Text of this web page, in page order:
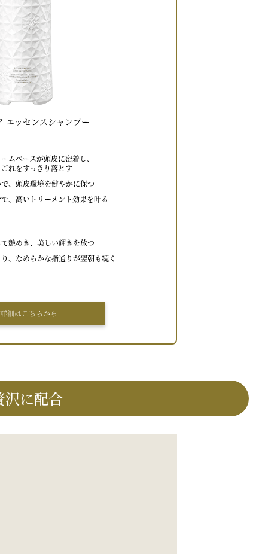
ッセンスシャンプー
ムベースが頭皮に密着し、
れをすっきり落とす
、頭皮環境を健やかに保つ
、高いトリーメント効果を叶る
艶めき、美しい輝きを放つ
、なめらかな指通りが翌朝も続く
細はこちらから
沢に配合